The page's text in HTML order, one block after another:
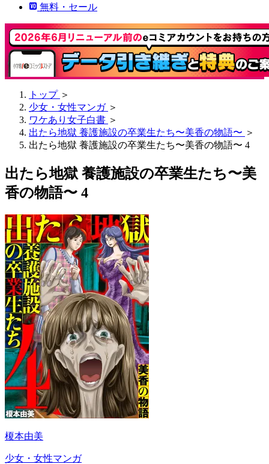
無料・セール
トップ ＞
少女・女性マンガ ＞
ワケあり女子白書 ＞
出たら地獄 養護施設の卒業生たち〜美香の物語〜 ＞
出たら地獄 養護施設の卒業生たち〜美香の物語〜 4
出たら地獄 養護施設の卒業生たち〜美
香の物語〜 4
榎本由美
少女・女性マンガ